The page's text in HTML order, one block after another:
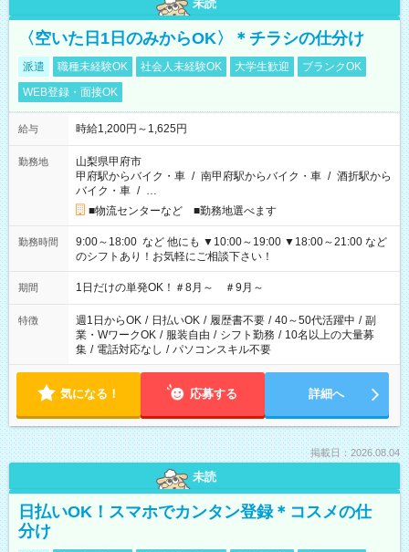
未読
〈空いた日1日のみからOK〉＊チラシの仕分け
派遣 職種未経験OK 社会人未経験OK 大学生歓迎
ブランクOK
WEB登録・面接OK
給与 時給1,200円～1,625円
勤務地
山梨県甲府市
甲府駅からバイク・車 / 南甲府駅からバイク・車 / 酒折駅から
バイク・車 / …
■物流センターなど ■勤務地選べます
勤務時間
9:00～18:00 など 他にも ▼10:00～19:00 ▼18:00～21:00 など
のシフトあり！お気軽にご相談下さい！
期間 1日だけの単発OK！＃8月～ ＃9月～
特徴 週1日からOK / 日払いOK / 履歴書不要 / 40～50代活躍中 / 副
業・WワークOK / 服装自由 / シフト勤務 / 10名以上の大量募
集 / 電話対応なし / パソコンスキル不要
気になる！ 応募する 詳細へ
掲載日：2026.08.04
未読
日払いOK！スマホでカンタン登録＊コスメの仕
分け